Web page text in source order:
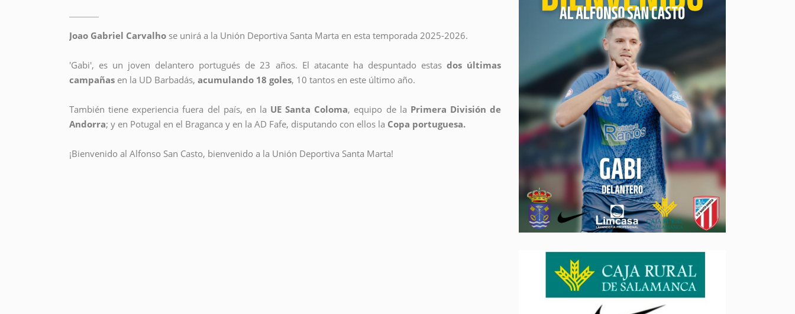
Joao Gabriel Carvalho se unirá a la Unión Deportiva Santa Marta en esta temporada 2025-2026.
'Gabi', es un joven delantero portugués de 23 años. El atacante ha despuntado estas dos últimas
campañas en la UD Barbadás, acumulando 18 goles, 10 tantos en este último año.
También tiene experiencia fuera del país, en la UE Santa Coloma, equipo de la Primera División de
Andorra; y en Potugal en el Braganca y en la AD Fafe, disputando con ellos la Copa portuguesa.
¡Bienvenido al Alfonso San Casto, bienvenido a la Unión Deportiva Santa Marta!